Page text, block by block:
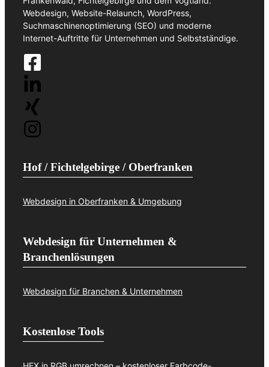
Webdesign, Website-Relaunch, WordPress,
Suchmaschinenoptimierung (SEO) und moderne
Internet-Auftritte für Unternehmen und Selbstständige.
Hof / Fichtelgebirge / Oberfranken
Webdesign in Oberfranken & Umgebung
Webdesign für Unternehmen &
Branchenlösungen
Webdesign für Branchen & Unternehmen
Kostenlose Tools